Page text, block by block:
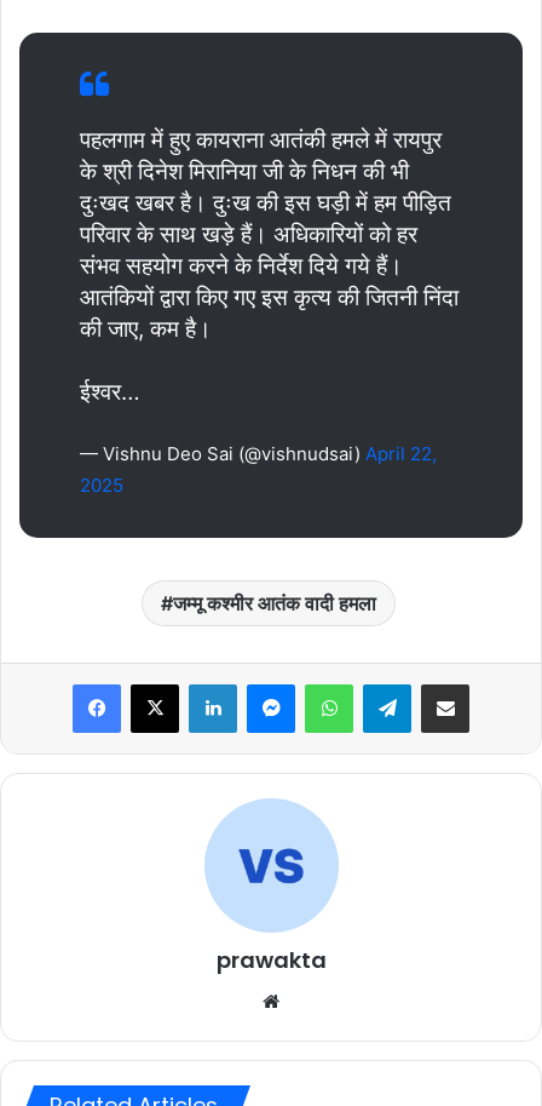
पहलगाम में हुए कायराना आतंकी हमले में रायपुर
के श्री दिनेश मिरानिया जी के निधन की भी
दुःखद खबर है। दुःख की इस घड़ी में हम पीड़ित
परिवार के साथ खड़े हैं। अधिकारियों को हर
संभव सहयोग करने के निर्देश दिये गये हैं।
आतंकियों द्वारा किए गए इस कृत्य की जितनी निंदा
की जाए, कम है।
ईश्वर…
— Vishnu Deo Sai (@vishnudsai) April 22,
2025
जम्मू कश्मीर आतंक वादी हमला
Facebook
X LinkedInMessengerWhatsAppTelegramShare via Email
prawakta